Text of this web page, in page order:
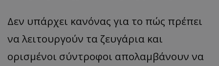
Δεν υπάρχει κανόνας για το πώς πρέπει
να λειτουργούν τα ζευγάρια και
ορισμένοι σύντροφοι απολαμβάνουν να